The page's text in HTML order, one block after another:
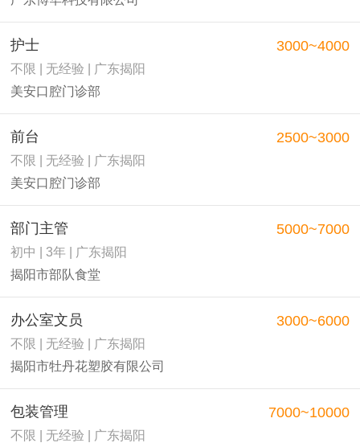
护士
不限 | 无经验 | 广东揭阳
美安口腔门诊部
3000~4000
前台
不限 | 无经验 | 广东揭阳
美安口腔门诊部
2500~3000
部门主管
初中 | 3年 | 广东揭阳
揭阳市部队食堂
5000~7000
办公室文员
不限 | 无经验 | 广东揭阳
揭阳市牡丹花塑胶有限公司
3000~6000
包装管理
不限 | 无经验 | 广东揭阳
7000~10000